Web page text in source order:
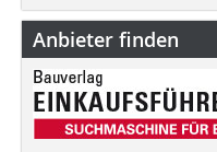
Anbieter finden